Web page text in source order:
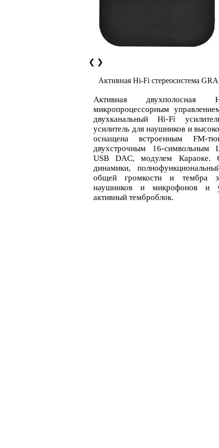
❮ ❯
Активная Hi-Fi стереосистема
Активная двухполосная
микропроцессорным
двухканальный Hi-Fi
усилитель для наушников и
оснащена встроенным FM-
двухстрочным 16-символьным
USB DAC, модулем Караоке.
динамики,
общей громкости и тембра
наушников и микрофонов и
активный темброблок.